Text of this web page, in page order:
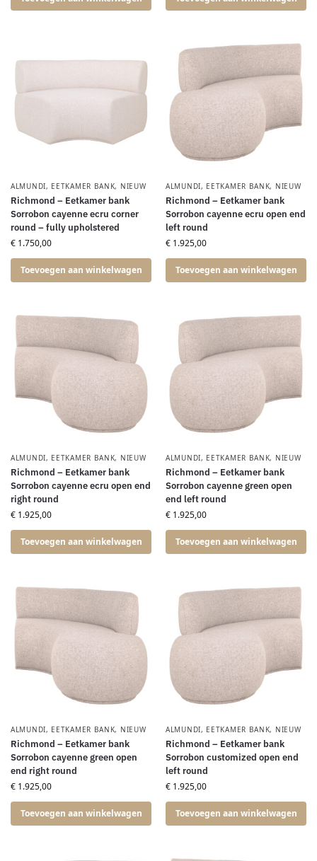
ALMUNDI, EETKAMER BANK, NIEUW
Richmond – Eetkamer bank
Sorrobon cayenne ecru corner
round – fully upholstered
€ 1.750,00
Toevoegen aan winkelwagen
ALMUNDI, EETKAMER BANK, NIEUW
Richmond – Eetkamer bank
Sorrobon cayenne ecru open end
left round
€ 1.925,00
Toevoegen aan winkelwagen
ALMUNDI, EETKAMER BANK, NIEUW
Richmond – Eetkamer bank
Sorrobon cayenne ecru open end
right round
€ 1.925,00
Toevoegen aan winkelwagen
ALMUNDI, EETKAMER BANK, NIEUW
Richmond – Eetkamer bank
Sorrobon cayenne green open
end left round
€ 1.925,00
Toevoegen aan winkelwagen
ALMUNDI, EETKAMER BANK, NIEUW
Richmond – Eetkamer bank
Sorrobon cayenne green open
end right round
€ 1.925,00
Toevoegen aan winkelwagen
ALMUNDI, EETKAMER BANK, NIEUW
Richmond – Eetkamer bank
Sorrobon customized open end
left round
€ 1.925,00
Toevoegen aan winkelwagen